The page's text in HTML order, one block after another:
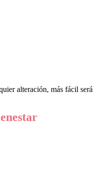
alteración, más fácil será